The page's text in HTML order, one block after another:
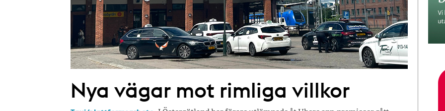
Nya vägar mot rimliga villkor